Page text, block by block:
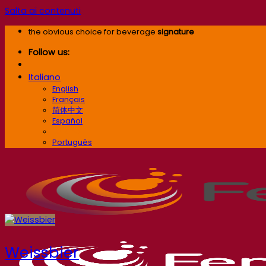
Salta ai contenuti
the obvious choice for beverage signature
Follow us:
Italiano
English
Français
简体中文
Español
Português
Weissbier